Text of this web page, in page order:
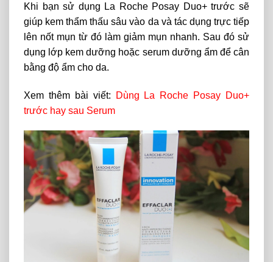
Khi bạn sử dụng La Roche Posay Duo+ trước sẽ
giúp kem thẩm thấu sâu vào da và tác dụng trực tiếp
lên nốt mụn từ đó làm giảm mụn nhanh. Sau đó sử
dụng lớp kem dưỡng hoặc serum dưỡng ẩm để cân
bằng độ ẩm cho da.
Xem thêm bài viết:
Dùng La Roche Posay Duo+
trước hay sau Serum